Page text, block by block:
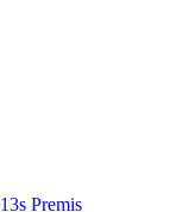
Premis